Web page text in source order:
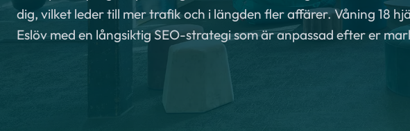
dig, vilket leder till mer trafik och i längden fler affärer. Våning 18
Eslöv med en långsiktig SEO-strategi som är anpassad efter er